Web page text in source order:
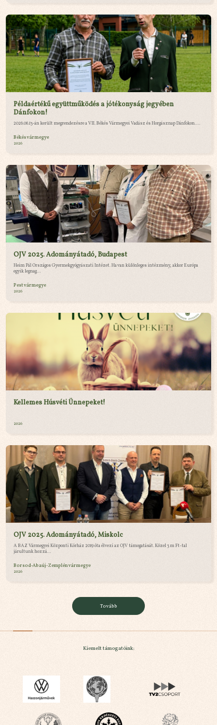
Példaértékű együttműködés a jótékonyság jegyében
Dánfokon!
2026.06.13-án került megrendezésre a VII. Békés Vármegyei Vadász és Horgásznap Dánfokon....
Békés vármegye
2026
OJV 2025. Adományátadó, Budapest
Heim Pál Országos Gyermekgyógyászati Intézet. Ha van különleges intézmény, akkor Európa
egyik legnag...
Pest vármegye
2026
Kellemes Húsvéti Ünnepeket!
2026
OJV 2025. Adományátadó, Miskolc
A BAZ Vármegyei Központi Kórház 2019 óta élvezi az OJV támogatását. Közel 3 m Ft-tal
járultunk hozzá...
Borsod-Abaúj-Zemplén vármegye
2026
Tovább
Kiemelt támogatóink: